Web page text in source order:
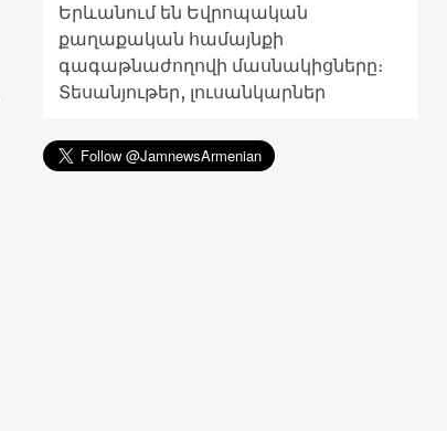
Երևանում են Եվրոպական
քաղաքական համայնքի
գագաթնաժողովի մասնակիցները։
Տեսանյութեր, լուսանկարներ